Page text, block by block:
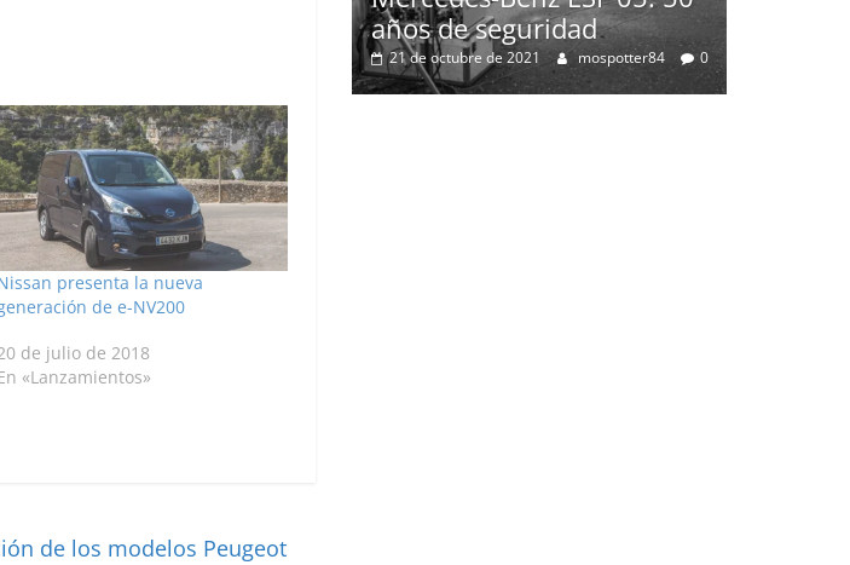
presenta la nueva
de e-NV200
de julio de 2018
«Lanzamientos»
de los modelos Peugeot
Mercedes-Benz ESF 05: 50
años de seguridad